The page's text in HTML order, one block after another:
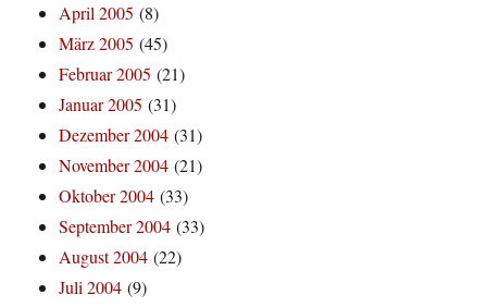
April 2005 (8)
März 2005 (45)
Februar 2005 (21)
Januar 2005 (31)
Dezember 2004 (31)
November 2004 (21)
Oktober 2004 (33)
September 2004 (33)
August 2004 (22)
Juli 2004 (9)